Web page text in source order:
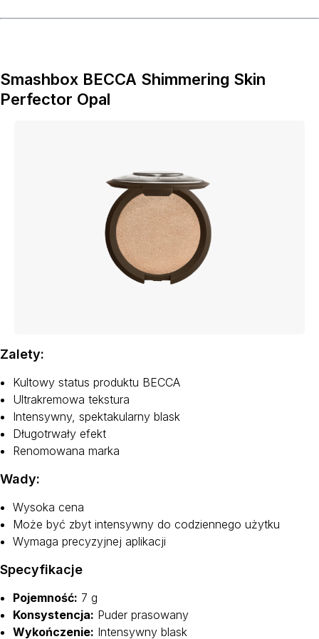
Smashbox BECCA Shimmering Skin
Perfector Opal
Zalety:
Kultowy status produktu BECCA
Ultrakremowa tekstura
Intensywny, spektakularny blask
Długotrwały efekt
Renomowana marka
Wady:
Wysoka cena
Może być zbyt intensywny do codziennego użytku
Wymaga precyzyjnej aplikacji
Specyfikacje
Pojemność: 7 g
Konsystencja: Puder prasowany
Wykończenie: Intensywny blask